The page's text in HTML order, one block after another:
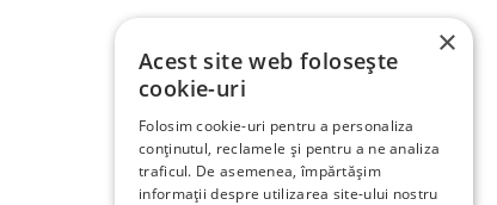
×
Acest site web folosește
cookie-uri
Folosim cookie-uri pentru a personaliza
conținutul, reclamele și pentru a ne analiza
traficul. De asemenea, împărtășim
informații despre utilizarea site-ului nostru